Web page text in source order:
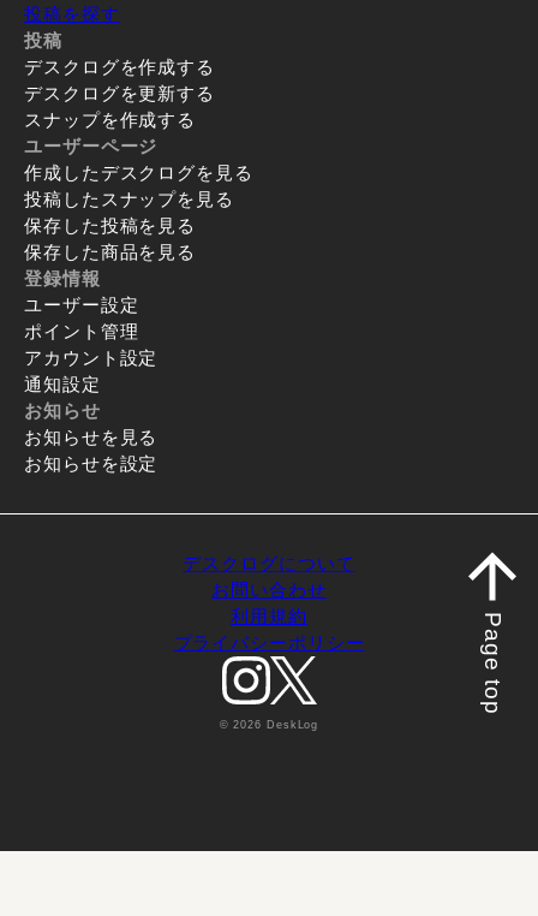
投稿を探す
投稿
デスクログを作成する
デスクログを更新する
スナップを作成する
ユーザーページ
作成したデスクログを見る
投稿したスナップを見る
保存した投稿を見る
保存した商品を見る
登録情報
ユーザー設定
ポイント管理
アカウント設定
通知設定
お知らせ
お知らせを見る
お知らせを設定
デスクログについて
お問い合わせ
利用規約
プライバシーポリシー
© 2026 DeskLog
Page top